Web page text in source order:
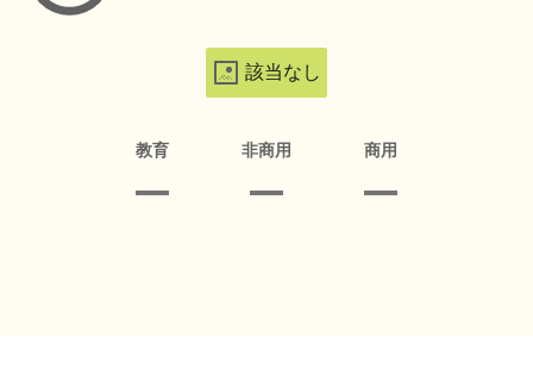
該当なし
教育 非商用 商用